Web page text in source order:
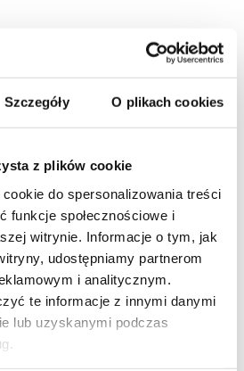
Szczegóły O plikach cookies
z plików cookie
do spersonalizowania treści
funkcje społecznościowe i
witrynie. Informacje o tym, jak
udostępniamy partnerom
i analitycznym.
te informacje z innymi danymi
lub uzyskanymi podczas
zapalenia
schorzenia są nagły ból
jest podwyższona.
ruchomość stawu. W
mogą pojawić się zmiany na
rumienia, bąbli, krost.
ogólne do których zaliczamy
się dreszczami.
septycznego